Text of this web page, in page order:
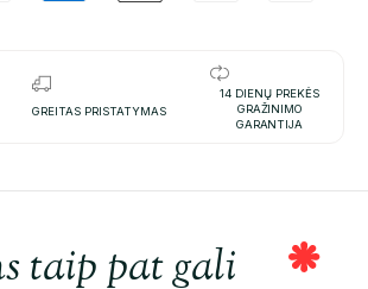
GREITAS PRISTATYMAS
14 DIENŲ PREKĖS
GRAŽINIMO
GARANTIJA
taip pat gali